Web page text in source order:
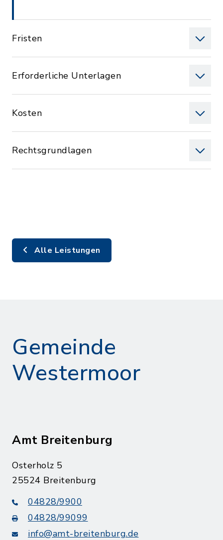
Fristen
Erforderliche Unterlagen
Kosten
Rechtsgrundlagen
Alle Leistungen
Gemeinde
Westermoor
Amt Breitenburg
Osterholz 5
25524 Breitenburg
04828/9900
04828/99099
info@amt-breitenburg.de